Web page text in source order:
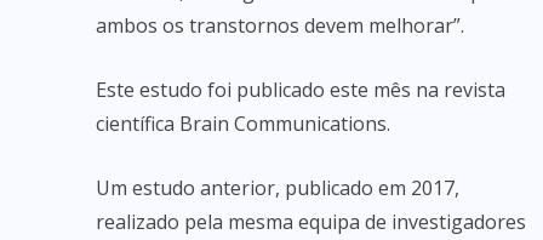
ambos os transtornos devem melhorar”.
Este estudo foi publicado este mês na revista
científica Brain Communications.
Um estudo anterior, publicado em 2017,
realizado pela mesma equipa de investigadores